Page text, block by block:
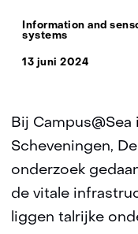
Thema:
Information and
systems
13 juni 2024
Bij Campus@Sea
Scheveningen,
onderzoek
de vitale
liggen talrijke